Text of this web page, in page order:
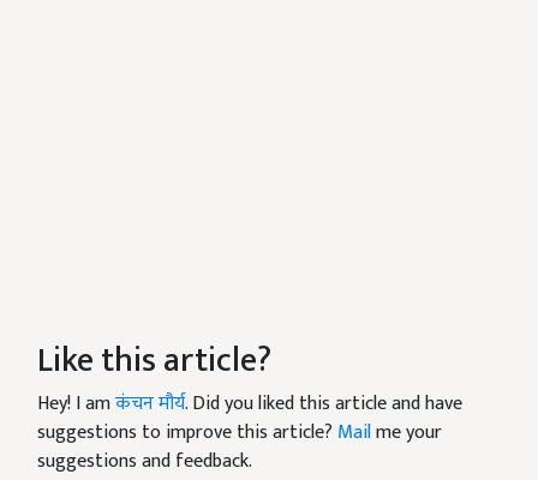
Like this article?
Hey! I amकंचन मौर्य. Did you liked this article and have
suggestions to improve this article? Mailme your
suggestions and feedback.